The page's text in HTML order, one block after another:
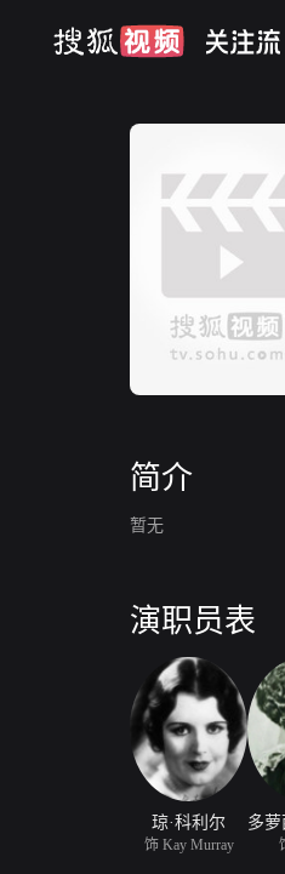
简介
暂无
演职员表
琼·科利尔
饰 Kay Murray